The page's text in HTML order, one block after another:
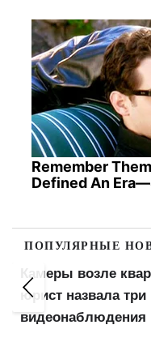
Remember
Defined An
ПОПУЛЯРНЫЕ
Камеры возле
юрист назвала
видеонаблюдения